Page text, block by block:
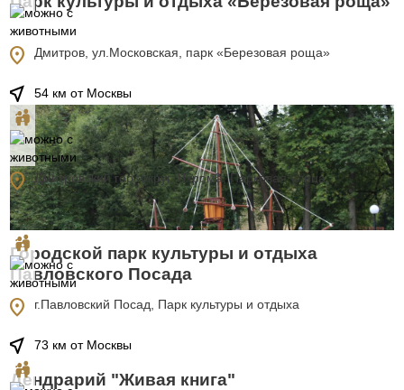
location_on Дмитров, ул.Московская, парк «Березовая роща»
near_me 54 км от Москвы
Городской парк им. И.А. Лямина
location_on Дмитровский гор. округ, Яхрома, Парковая улица
near_me 51 км от Москвы
Городской парк культуры и отдыха
Павловского Посада
location_on г.Павловский Посад, Парк культуры и отдыха
near_me 73 км от Москвы
Дендрарий "Живая книга"